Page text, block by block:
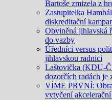
Bartoše zmizela z
Zastupitelka
diskreditační
Obviněná jihlavská
do vazby
Úředníci versus
jihlavskou radnici
Laštovička (KDU-
dozorčích radách je
VÍME PRVNÍ:
vytyčení